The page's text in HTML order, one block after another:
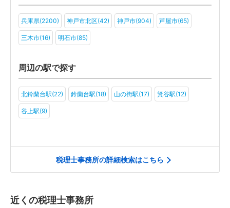
兵庫県(2200) 神戸市北区(42) 神戸市(904) 芦屋市(65)
三木市(16) 明石市(85)
周辺の駅で探す
北鈴蘭台駅(22) 鈴蘭台駅(18) 山の街駅(17) 箕谷駅(12)
谷上駅(9)
税理士事務所の詳細検索はこちら
近くの税理士事務所